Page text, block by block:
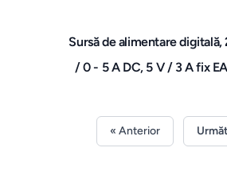
Sursă de alimentare digitală,
/ 0 - 5 A DC, 5 V / 3 A fix
« Anterior